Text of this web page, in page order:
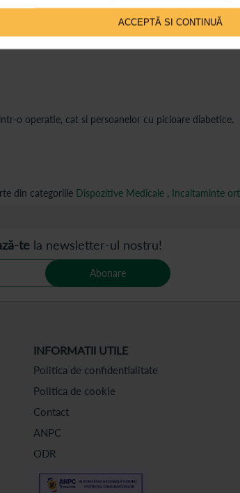
ACCEPTĂ SI CONTINUĂ
sa mearga fara a simti un disconfort;
o operatie, cat si persoanelor cu picioare diabetice.
din categoriile Dispozitive Medicale , Incaltaminte
te la newsletter-ul nostru!
Abonare
INFORMATII UTILE
Politica de confidentialitate
Politica de cookie
Contact
ANPC
ODR